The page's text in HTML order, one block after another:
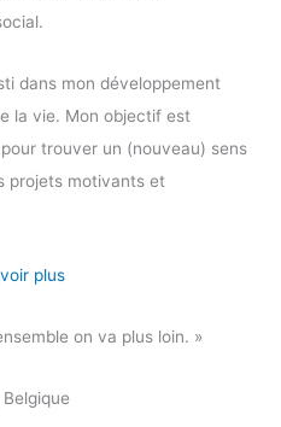
dans mon développement
la vie. Mon objectif est
trouver un (nouveau) sens
projets motivants et
plus
on va plus loin. »